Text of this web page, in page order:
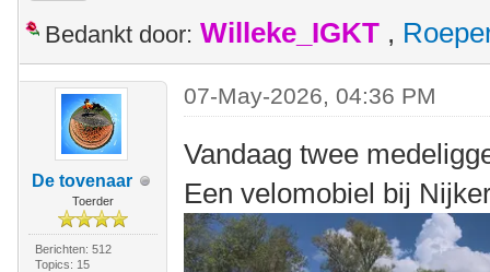
Bedankt door: Willeke_IGKT ,
De tovenaar
Toerder
Berichten: 512
Topics: 15
07-May-2026, 04:36 PM
Vandaag twee
Een velomobiel bij